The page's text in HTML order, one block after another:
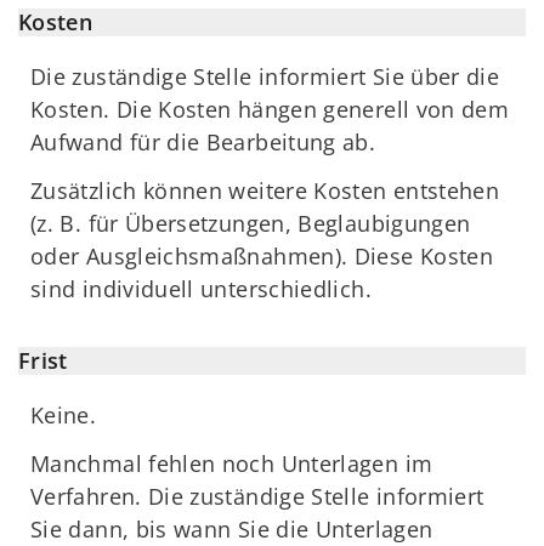
Kosten
Die zuständige Stelle informiert Sie über die
Kosten. Die Kosten hängen generell von dem
Aufwand für die Bearbeitung ab.
Zusätzlich können weitere Kosten entstehen
(z. B. für Übersetzungen, Beglaubigungen
oder Ausgleichsmaßnahmen). Diese Kosten
sind individuell unterschiedlich.
Frist
Keine.
Manchmal fehlen noch Unterlagen im
Verfahren. Die zuständige Stelle informiert
Sie dann, bis wann Sie die Unterlagen